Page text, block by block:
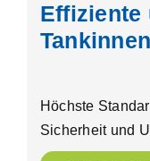
Effiziente
Höchste
Sicherheit und